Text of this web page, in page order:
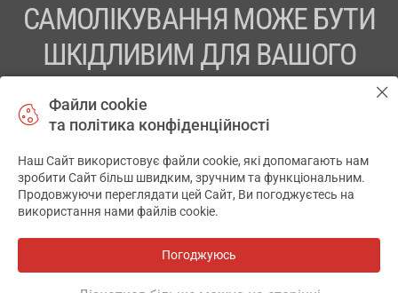
САМОЛІКУВАННЯ МОЖЕ БУТИ
ШКІДЛИВИМ ДЛЯ ВАШОГО
ПЕРЕД ЗАСТОСУВАННЯМ ПРЕПАРАТУ ПРОКОНСУЛЬТУЙТЕСЬ
ТОВ «АПТЕКА 911.ЮА» Код ЄДРПОУ 43631965.
Відмова від відповідальності
© 2014-2026. Медична інформаційна система АПТЕКА911.ЮА
Файли cookie
та політика конфіденційності
Наш Сайт використовує файли cookie, які допомагають нам
зробити Сайт більш швидким, зручним та функціональним.
Продовжуючи переглядати цей Сайт, Ви погоджуєтесь на
використання нами файлів cookie.
Погоджуюсь
✕